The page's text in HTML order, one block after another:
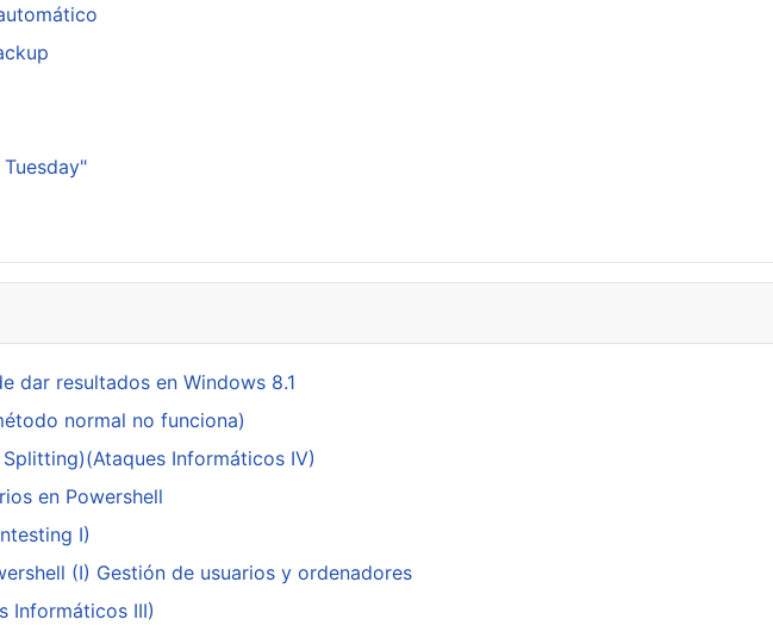
dar resultados en Windows 8.1
normal no funciona)
Informáticos IV)
en Powershell
I)
(I) Gestión de usuarios y ordenadores
Informáticos III)